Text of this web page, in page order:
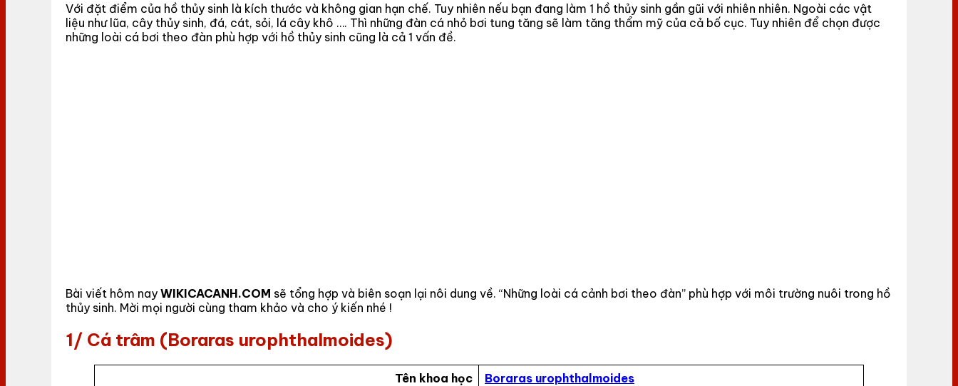
Với đặt điểm của hồ thủy sinh là kích thước và không gian hạn chế. Tuy nhiên nếu bạn đang làm 1 hồ thủy sinh gần gũi với nhiên nhiên. Ngoài các vật
liệu như lũa, cây thủy sinh, đá, cát, sỏi, lá cây khô …. Thì những đàn cá nhỏ bơi tung tăng sẽ làm tăng thẩm mỹ của cả bố cục. Tuy nhiên để chọn được
những loài cá bơi theo đàn phù hợp với hồ thủy sinh cũng là cả 1 vấn đề.
Bài viết hôm nay WIKICACANH.COM sẽ tổng hợp và biên soạn lại nôi dung về. “Những loài cá cảnh bơi theo đàn” phù hợp với môi trường nuôi trong hồ
thủy sinh. Mời mọi người cùng tham khảo và cho ý kiến nhé !
1/ Cá trâm (Boraras urophthalmoides)
Tên khoa học
Boraras urophthalmoides